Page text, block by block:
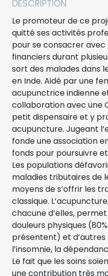
DESCRIPTION
Le promoteur de ce
quitté ses activités
pour se consacrer
financiers durant
sort des malades dans
en Inde. Aidé par une
acupunctrice indienne
collaboration avec une
petit dispensaire et y
acupuncture. Jugeant
fonde une association
fonds pour poursuivre
Les populations
maladies tributaires de
moyens de s’offrir les
classique.
chacune d’elles,
douleurs physiques
présentent) et d’autres
l’insomnie, la
Le fait que les soins
une contribution très